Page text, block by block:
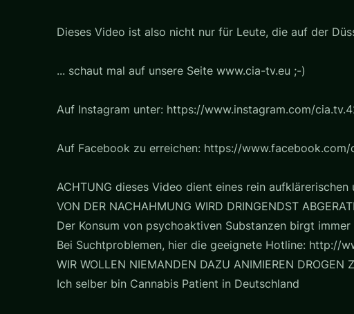
Dieses Video ist also nicht nur für Leute, die auf der
... schaut mal auf unsere Seite www.cia-tv.eu ;-)
Auf Instagram unter: https://www.instagram.com/
Auf Facebook zu erreichen: https://
ACHTUNG dieses Video dient eines rein
VON DER NACHAHMUNG WIRD DRINGENDST
Der Konsum von psychoaktiven Substanzen birgt immer
Bei Suchtproblemen, hier die geeignete Hotline: http://
WIR WOLLEN NIEMANDEN DAZU ANIMIEREN DROGEN
Ich selber bin Cannabis Patient in Deutschland